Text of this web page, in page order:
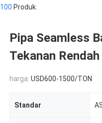
100 Produk.
Pipa Seamless
Tekanan
harga: USD600-1500/TON
Standar